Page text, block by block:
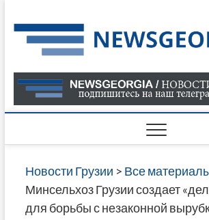
to
content
Новости Грузии > Все
Минсельхоз Грузии создает
для борьбы с незаконной